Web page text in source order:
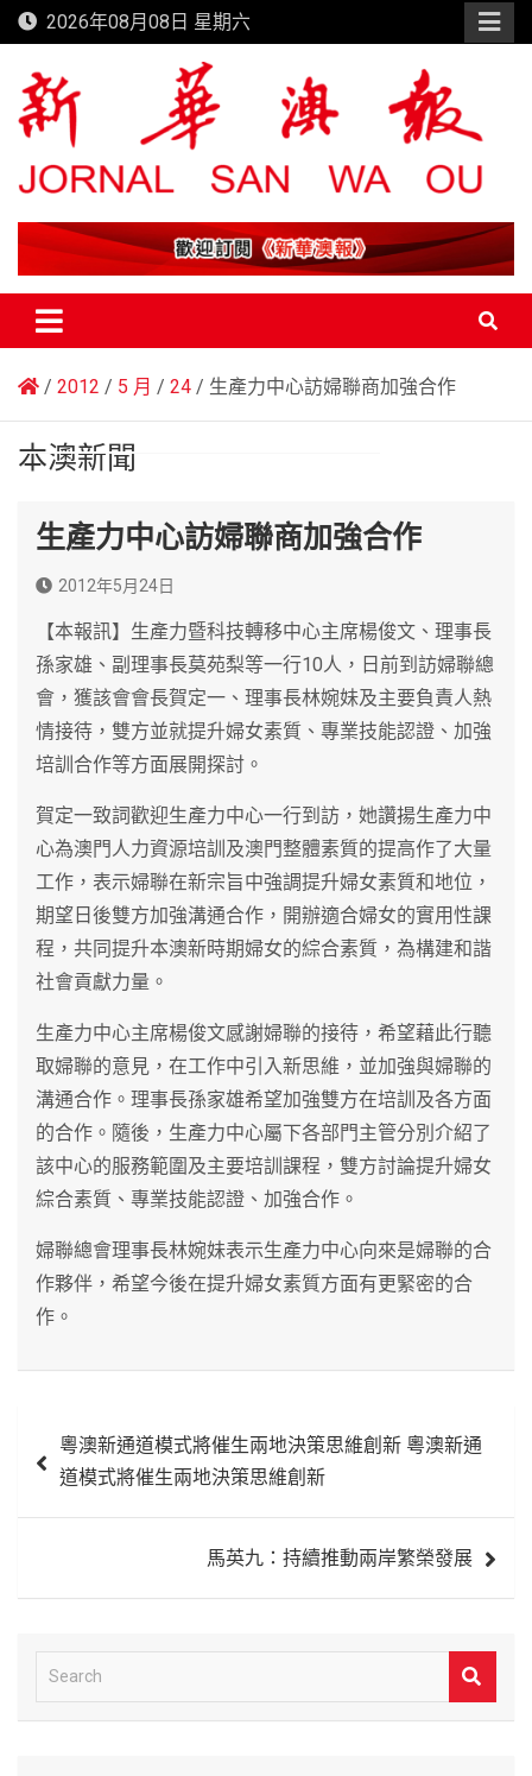
Skip
to
content
2026年08月08日 星期六
新華澳報
2012 5 月 24 生產力中心訪婦聯商加強合作
本澳新聞
生產力中心訪婦聯商加強合作
2012年5月24日
【本報訊】生產力暨科技轉移中心主席楊俊文、理事長
孫家雄、副理事長莫苑梨等一行10人，日前到訪婦聯總
會，獲該會會長賀定一、理事長林婉妹及主要負責人熱
情接待，雙方並就提升婦女素質、專業技能認證、加強
培訓合作等方面展開探討。
賀定一致詞歡迎生產力中心一行到訪，她讚揚生產力中
心為澳門人力資源培訓及澳門整體素質的提高作了大量
工作，表示婦聯在新宗旨中強調提升婦女素質和地位，
期望日後雙方加強溝通合作，開辦適合婦女的實用性課
程，共同提升本澳新時期婦女的綜合素質，為構建和諧
社會貢獻力量。
生產力中心主席楊俊文感謝婦聯的接待，希望藉此行聽
取婦聯的意見，在工作中引入新思維，並加強與婦聯的
溝通合作。理事長孫家雄希望加強雙方在培訓及各方面
的合作。隨後，生產力中心屬下各部門主管分別介紹了
該中心的服務範圍及主要培訓課程，雙方討論提升婦女
綜合素質、專業技能認證、加強合作。
婦聯總會理事長林婉妹表示生產力中心向來是婦聯的合
作夥伴，希望今後在提升婦女素質方面有更緊密的合
作。
章
粵澳新通道模式將催生兩地決策思維創新 粵澳新通
道模式將催生兩地決策思維創新
馬英九：持續推動兩岸繁榮發展
e